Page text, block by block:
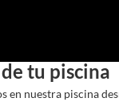
tu piscina
en nuestra piscina